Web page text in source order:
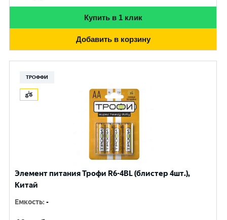
Купить в 1 клик
Добавить в корзину
ТРОФФИ
Элемент питания Трофи R6-4BL (блистер 4шт.),
Китай
Емкость:-